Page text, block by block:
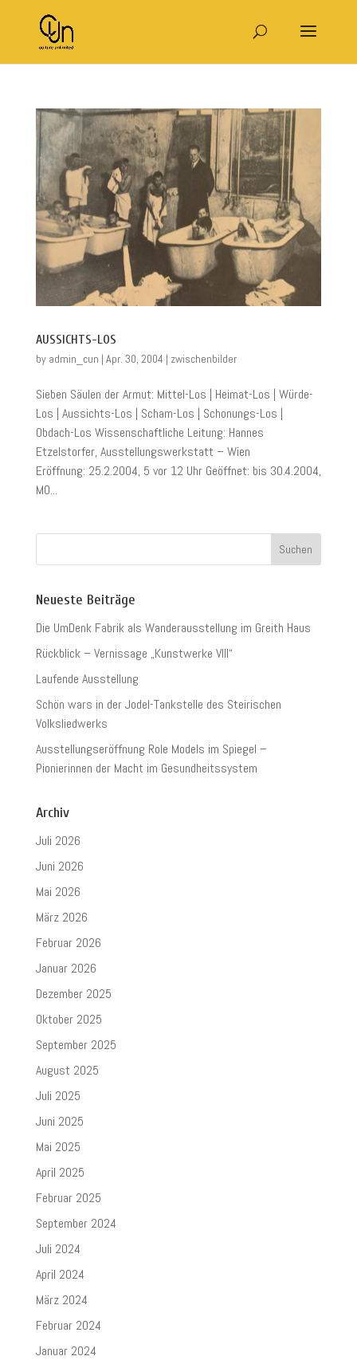
AUSSICHTS-LOS
by admin_cun | Apr. 30, 2004 | zwischenbilder
Sieben Säulen der Armut: Mittel-Los | Heimat-Los | Würde-
Los | Aussichts-Los | Scham-Los | Schonungs-Los |
Obdach-Los Wissenschaftliche Leitung: Hannes
Etzelstorfer, Ausstellungswerkstatt – Wien
Eröffnung: 25.2.2004, 5 vor 12 Uhr Geöffnet: bis 30.4.2004,
MO...
Neueste Beiträge
Die UmDenk Fabrik als Wanderausstellung im Greith Haus
Rückblick – Vernissage „Kunstwerke VIII“
Laufende Ausstellung
Schön wars in der Jodel-Tankstelle des Steirischen
Volksliedwerks
Ausstellungseröffnung Role Models im Spiegel –
Pionierinnen der Macht im Gesundheitssystem
Archiv
Juli 2026
Juni 2026
Mai 2026
März 2026
Februar 2026
Januar 2026
Dezember 2025
Oktober 2025
September 2025
August 2025
Juli 2025
Juni 2025
Mai 2025
April 2025
Februar 2025
September 2024
Juli 2024
April 2024
März 2024
Februar 2024
Januar 2024